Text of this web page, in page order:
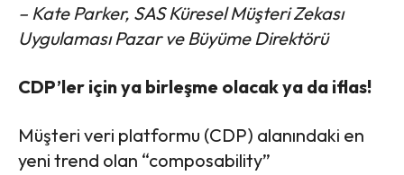
– Kate Parker, SAS Küresel Müşteri Zekası
Uygulaması Pazar ve Büyüme Direktörü
CDP’ler için ya birleşme olacak ya da iflas!
Müşteri veri platformu (CDP) alanındaki en
yeni trend olan “composability”